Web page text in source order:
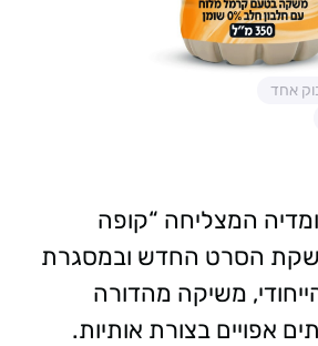
המצליחה “קופה
הסרט החדש ובמסגרת
משיקה מהדורה
אפויים בצורת אותיות.